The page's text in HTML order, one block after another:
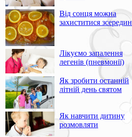
Від сонця можна
захиститися
Лікуємо запалення
легенів (пневмонії)
Як зробити останній
літній день святом
Як навчити дитину
розмовляти